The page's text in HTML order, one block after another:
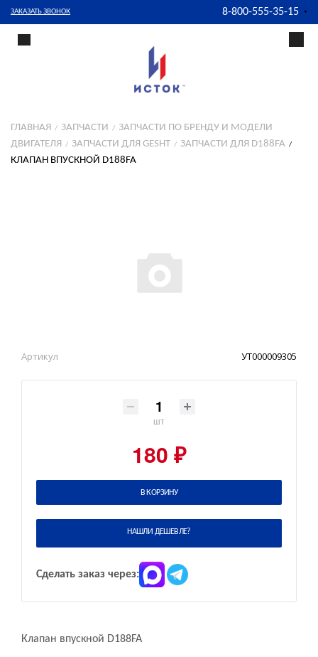
ЗАКАЗАТЬ ЗВОНОК 8-800-555-35-15
ГЛАВНАЯ ЗАПЧАСТИ
ЗАПЧАСТИ ПО БРЕНДУ И МОДЕЛИ
ДВИГАТЕЛЯ
ЗАПЧАСТИ ДЛЯ GESHT
ЗАПЧАСТИ ДЛЯ D188FA
КЛАПАН ВПУСКНОЙ D188FA
Артикул УТ000009305
шт
180 ₽
В КОРЗИНУ
НАШЛИ ДЕШЕВЛЕ?
Сделать заказ через:
Клапан впускной D188FA